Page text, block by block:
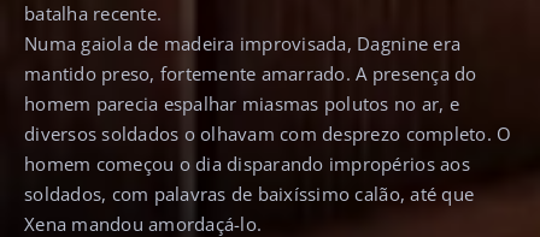
batalha recente.
Numa gaiola de madeira improvisada, Dagnine era
mantido preso, fortemente amarrado. A presença do
homem parecia espalhar miasmas polutos no ar, e
diversos soldados o olhavam com desprezo completo. O
homem começou o dia disparando impropérios aos
soldados, com palavras de baixíssimo calão, até que
Xena mandou amordaçá-lo.